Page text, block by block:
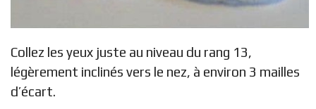
Collez les yeux juste au niveau du rang 13,
légèrement inclinés vers le nez, à environ 3 mailles
d’écart.